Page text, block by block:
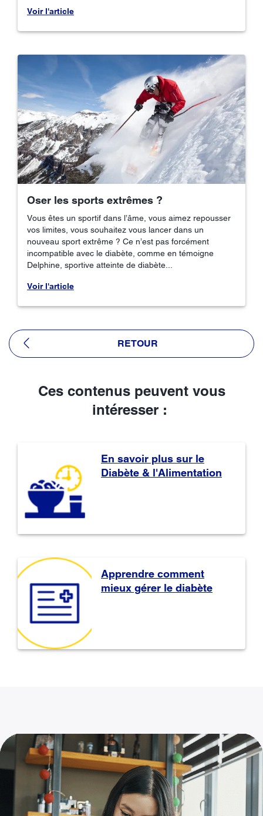
Voir l'article
Oser les sports extrêmes ?
Vous êtes un sportif dans l’âme, vous aimez repousser
vos limites, vous souhaitez vous lancer dans un
nouveau sport extrême ? Ce n’est pas forcément
incompatible avec le diabète, comme en témoigne
Delphine, sportive atteinte de diabète...
Voir l'article
RETOUR
Ces contenus peuvent vous
intéresser :
En savoir plus sur le
Diabète & l'Alimentation
Apprendre comment
mieux gérer le diabète